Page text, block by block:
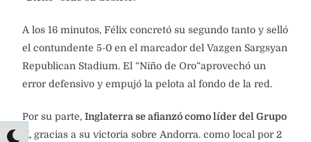
A los 16 minutos, Félix concretó su segundo tanto y selló
el contundente 5-0 en el marcador del Vazgen Sargsyan
Republican Stadium. El “Niño de Oro“aprovechó un
error defensivo y empujó la pelota al fondo de la red.
Por su parte, Inglaterra se afianzó como líder del Grupo
K, gracias a su victoria sobre Andorra. como local por 2